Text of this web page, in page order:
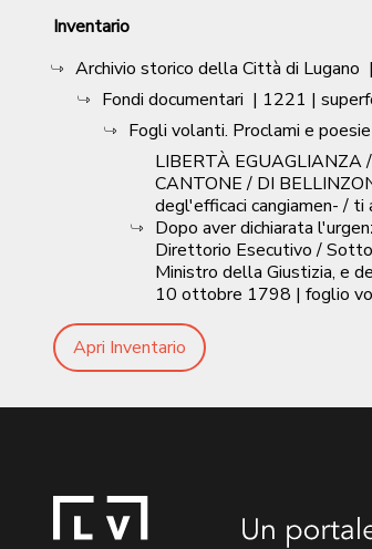
Inventario
Archivio storico della Città di Lugano |
Fondi documentari | 1221 |
Fogli volanti. Proclami e poesie
LIBERTÀ EGUAGLIANZA
CANTONE / DI
degl'efficaci cangiamen- /
Dopo aver dichiarata
Direttorio Esecutivo /
Ministro della Giustizia, e
10 ottobre 1798 | foglio
Apri Inventario